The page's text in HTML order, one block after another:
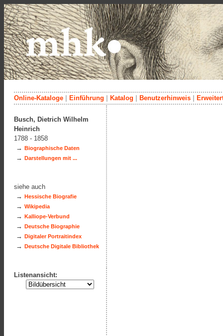
Online-Kataloge Einführung Katalog Benutzerhinweis
Busch, Dietrich Wilhelm
Heinrich
1788 - 1858
→ Biographische Daten
→ Darstellungen mit ...
siehe auch
→ Hessische Biografie
→ Wikipedia
→ Kalliope-Verbund
→ Deutsche Biographie
→ Digitaler Portraitindex
→ Deutsche Digitale Bibliothek
Listenansicht: